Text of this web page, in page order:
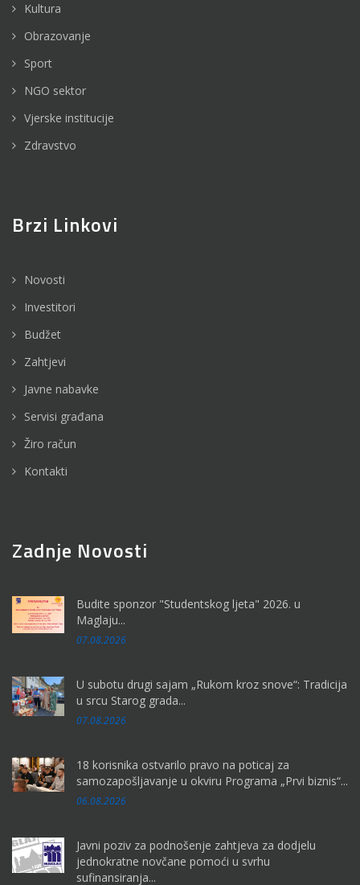
Kultura
Obrazovanje
Sport
NGO sektor
Vjerske institucije
Zdravstvo
Brzi Linkovi
Novosti
Investitori
Budžet
Zahtjevi
Javne nabavke
Servisi građana
Žiro račun
Kontakti
Zadnje Novosti
Budite sponzor "Studentskog ljeta" 2026. u
Maglaju...
07.08.2026
U subotu drugi sajam „Rukom kroz snove“: Tradicija
u srcu Starog grada...
07.08.2026
18 korisnika ostvarilo pravo na poticaj za
samozapošljavanje u okviru Programa „Prvi biznis“...
06.08.2026
Javni poziv za podnošenje zahtjeva za dodjelu
jednokratne novčane pomoći u svrhu
sufinansiranja...